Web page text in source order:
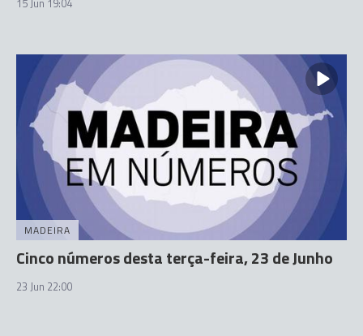
MADEIRA
Cinco números desta terça-feira, 23 de Junho
23 Jun 22:00